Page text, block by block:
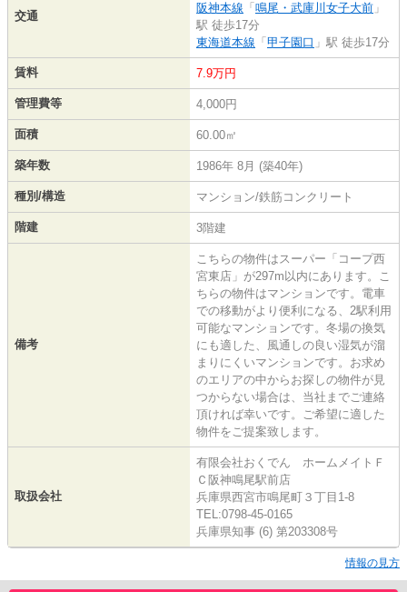
交通
阪神本線 「 鳴尾・武庫川女子大前 」
駅 徒歩17分
東海道本線 「 甲子園口 」駅 徒歩17分
賃料 7.9万円
管理費等 4,000円
面積 60.00㎡
築年数 1986年 8月 (築40年)
種別/構造 マンション/鉄筋コンクリート
階建 3階建
備考
こちらの物件はスーパー「コープ西
宮東店」が297m以内にあります。こ
ちらの物件はマンションです。電車
での移動がより便利になる、2駅利用
可能なマンションです。冬場の換気
にも適した、風通しの良い湿気が溜
まりにくいマンションです。お求め
のエリアの中からお探しの物件が見
つからない場合は、当社までご連絡
頂ければ幸いです。ご希望に適した
物件をご提案致します。
取扱会社
有限会社おくでん ホームメイトＦ
Ｃ阪神鳴尾駅前店
兵庫県西宮市鳴尾町３丁目1-8
TEL:0798-45-0165
兵庫県知事 (6) 第203308号
情報の見方